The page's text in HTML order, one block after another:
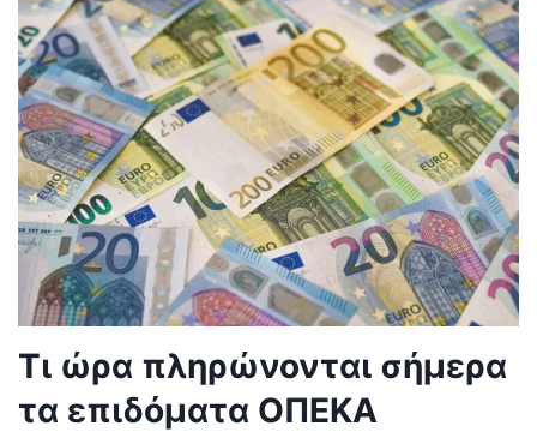
Τι ώρα πληρώνονται σήμερα
τα επιδόματα ΟΠΕΚΑ